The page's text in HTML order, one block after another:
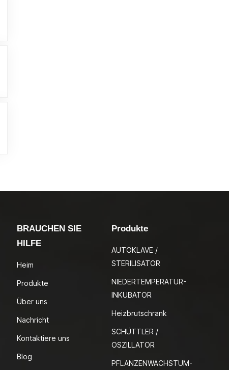
BRAUCHEN SIE
HILFE
Heim
Produkte
Über uns
Nachricht
Kontaktiere uns
Blog
Produkte
AUTOKLAVE /
STERILISATOR
NIEDERTEMPERATUR-
INKUBATOR
Heizbrutschrank
SCHÜTTLER /
OSZILLATOR
PFLANZENWACHSTUM-